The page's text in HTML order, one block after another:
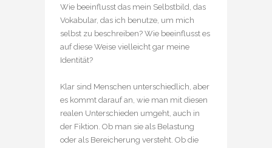
Wie beeinflusst das mein Selbstbild, das
Vokabular, das ich benutze, um mich
selbst zu beschreiben? Wie beeinflusst es
auf diese Weise vielleicht gar meine
Identität?
Klar sind Menschen unterschiedlich, aber
es kommt darauf an, wie man mit diesen
realen Unterschieden umgeht, auch in
der Fiktion. Ob man sie als Belastung
oder als Bereicherung versteht. Ob die